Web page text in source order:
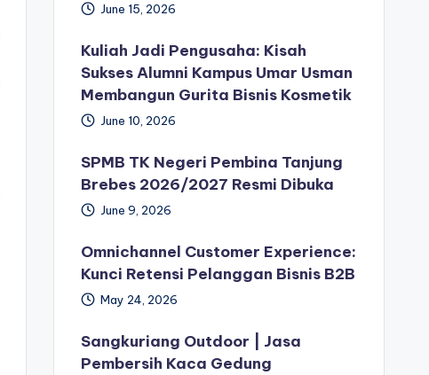
June 15, 2026
Kuliah Jadi Pengusaha: Kisah
Sukses Alumni Kampus Umar Usman
Membangun Gurita Bisnis Kosmetik
June 10, 2026
SPMB TK Negeri Pembina Tanjung
Brebes 2026/2027 Resmi Dibuka
June 9, 2026
Omnichannel Customer Experience:
Kunci Retensi Pelanggan Bisnis B2B
May 24, 2026
Sangkuriang Outdoor | Jasa
Pembersih Kaca Gedung